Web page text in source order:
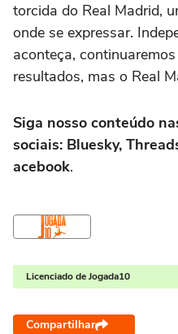
torcida do Real Madrid,
onde se expressar.
aconteça,
resultados, mas o Real
Siga nosso conteúdo
sociais: Bluesky,
acebook.
Licenciado de Jogada10
Compartilhar